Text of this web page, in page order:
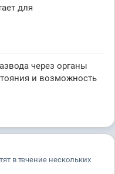
для
через органы
и возможность
в течение нескольких